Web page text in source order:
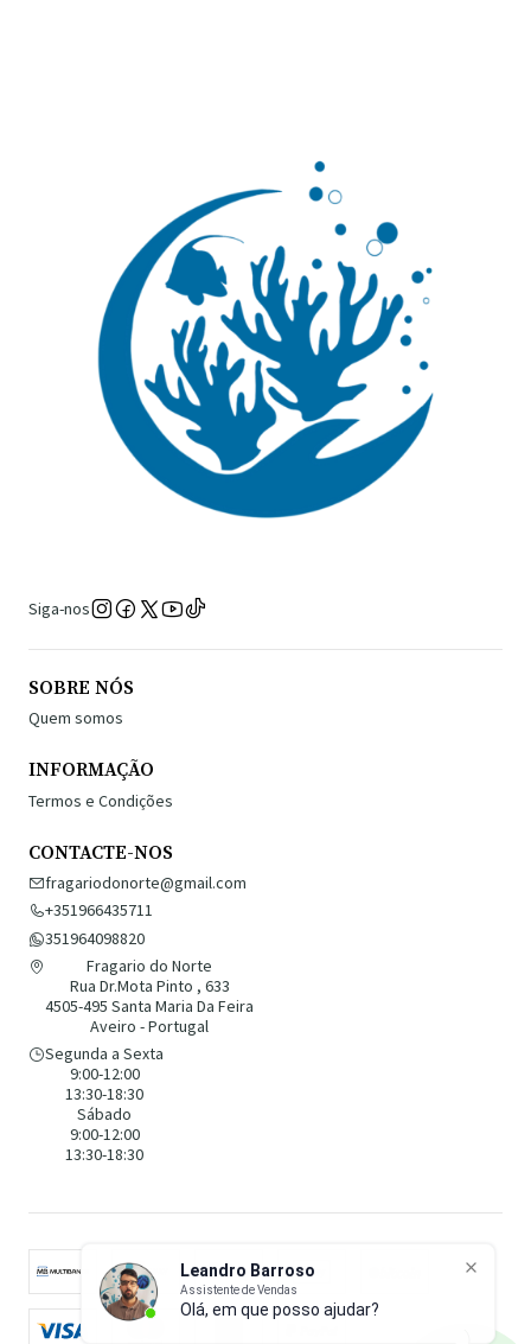
Leandro Barroso
Assistente de Vendas
Olá, em que posso ajudar?
Siga-nos
SOBRE NÓS
Quem somos
INFORMAÇÃO
Termos e Condições
CONTACTE-NOS
fragariodonorte@gmail.com
+351966435711
351964098820
Fragario do Norte
Rua Dr.Mota Pinto , 633
4505-495 Santa Maria Da Feira
Aveiro - Portugal
Segunda a Sexta
9:00-12:00
13:30-18:30
Sábado
9:00-12:00
13:30-18:30